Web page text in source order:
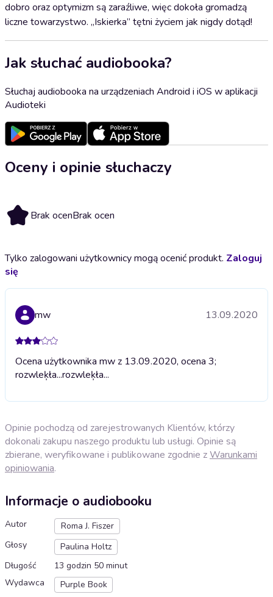
dobro oraz optymizm są zaraźliwe, więc dokoła gromadzą
liczne towarzystwo. „Iskierka” tętni życiem jak nigdy dotąd!
Jak słuchać audiobooka?
Słuchaj audiobooka na urządzeniach Android i iOS w aplikacji
Audioteki
Oceny i opinie słuchaczy
Brak ocenBrak ocen
Tylko zalogowani użytkownicy mogą ocenić produkt. Zaloguj
się
mw 13.09.2020
Ocena użytkownika mw z 13.09.2020, ocena 3;
rozwleķła...rozwleķła...
Opinie pochodzą od zarejestrowanych Klientów, którzy
dokonali zakupu naszego produktu lub usługi. Opinie są
zbierane, weryfikowane i publikowane zgodnie zWarunkami
opiniowania.
Informacje o audiobooku
Autor
Roma J. Fiszer
Głosy
Paulina Holtz
Długość
13 godzin 50 minut
Wydawca
Purple Book